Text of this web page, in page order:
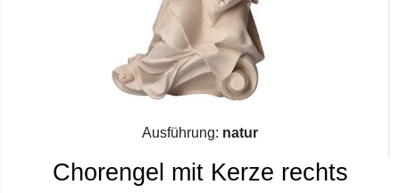
Ausführung: natur
Chorengel mit Kerze rechts